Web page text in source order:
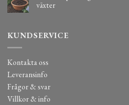
växter
KUNDSERVICE
Kontakta oss
Leveransinfo
Frågor & svar
Villkor & info